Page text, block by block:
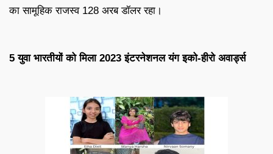
का सामूहिक राजस्व 128 अरब डॉलर रहा।
5 युवा भारतीयों को मिला 2023 इंटरनेशनल यंग इको-हीरो अवार्ड्स